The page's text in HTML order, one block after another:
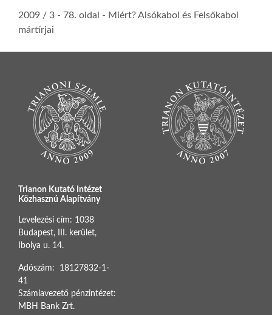
2009 / 3 - 78. oldal - Miért? Alsókabol és Felsőkabol
mártírjai
Trianon Kutató Intézet
Közhasznú Alapítvány
Levelezési cím: 1038
Budapest, III. kerület,
Ibolya u. 14.
Adószám: 18127832-1-
41
Számlavezető pénzintézet:
MBH Bank Zrt.